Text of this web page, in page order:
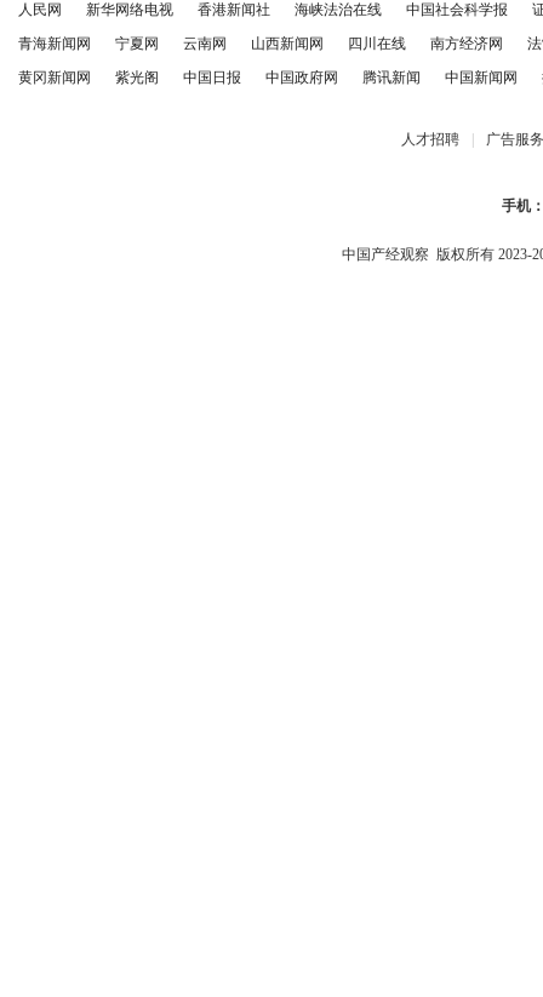
人民网 新华网络电视 香港新闻社 海峡法治在线 中国社会科学报
青海新闻网
宁夏网 云南网 山西新闻网 四川在线 南方经济网
黄冈新闻网
紫光阁 中国日报 中国政府网 腾讯新闻 中国新闻网
人才招聘 广告服务
手机
中国产经观察 版权所有 2023-